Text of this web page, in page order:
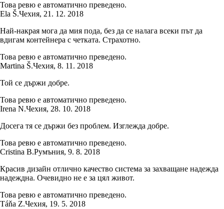
Това ревю е автоматично преведено.
Ela Š.Чехия, 21. 12. 2018
Най-накрая мога да мия пода, без да се налага всеки път да
вдигам контейнера с четката. Страхотно.
Това ревю е автоматично преведено.
Martina Š.Чехия, 8. 11. 2018
Той се държи добре.
Това ревю е автоматично преведено.
Irena N.Чехия, 28. 10. 2018
Досега тя се държи без проблем. Изглежда добре.
Това ревю е автоматично преведено.
Cristina B.Румъния, 9. 8. 2018
Красив дизайн отлично качество система за захващане надежда
надеждна. Очевидно не е за цял живот.
Това ревю е автоматично преведено.
Táňa Z.Чехия, 19. 5. 2018